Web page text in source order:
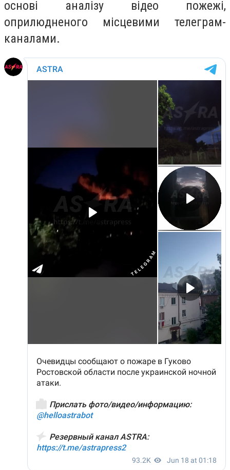
основі аналізу відео пожежі,
оприлюдненого місцевими телеграм-
каналами.